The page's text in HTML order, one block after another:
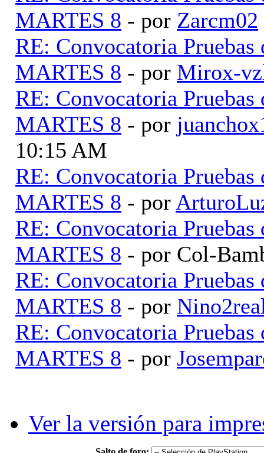
MARTES 8 - por Zarcm02
RE: Convocatoria
MARTES 8 - por Mirox-
RE: Convocatoria
MARTES 8 - por
10:15 AM
RE: Convocatoria
MARTES 8 - por
RE: Convocatoria
MARTES 8 - por Col-
RE: Convocatoria
MARTES 8 - por
RE: Convocatoria
MARTES 8 - por
Ver la versión para